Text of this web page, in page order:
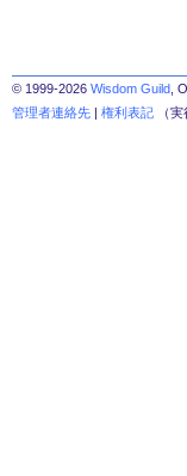
© 1999-2026 Wisdom Guild ,
管理者連絡先 | 権利表記 （